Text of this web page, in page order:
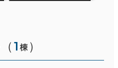
（1 棟 ）